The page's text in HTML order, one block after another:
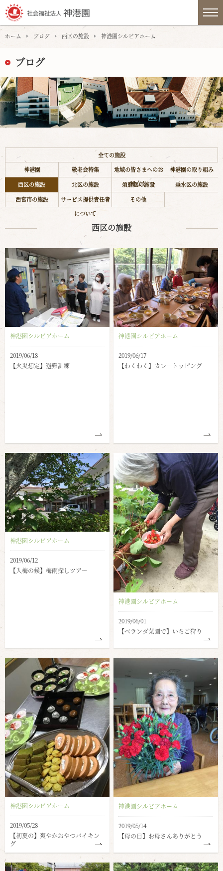
ホーム ブログ 西区の施設 神港園シルビアホーム
ブログ
全ての施設
神港園
敬老会特集
地域の皆さまへのお
役立ち
神港園の取り組み
西区の施設
北区の施設 須磨区の施設
垂水区の施設
西宮市の施設
サービス提供責任者
について
その他
西区の施設
神港園シルビアホーム
2019/06/18
【火災想定】避難訓練
神港園シルビアホーム
2019/06/17
【わくわく】カレートッピング
神港園シルビアホーム
2019/06/12
【入梅の候】梅雨探しツアー
神港園シルビアホーム
2019/06/01
【ベランダ菜園で】いちご狩り
神港園シルビアホーム
2019/05/28
【初夏の】爽やかおやつバイキン
グ
神港園シルビアホーム
2019/05/14
【母の日】お母さんありがとう